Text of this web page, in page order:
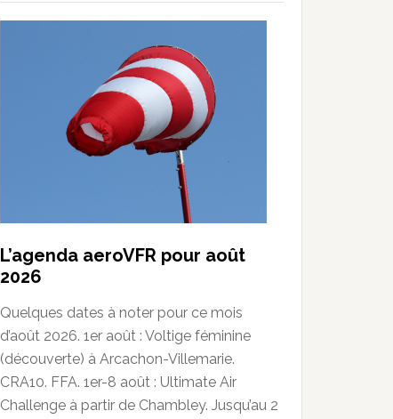
L’agenda aeroVFR pour août
2026
Quelques dates à noter pour ce mois
d’août 2026. 1er août : Voltige féminine
(découverte) à Arcachon-Villemarie.
CRA10. FFA. 1er-8 août : Ultimate Air
Challenge à partir de Chambley. Jusqu’au 2